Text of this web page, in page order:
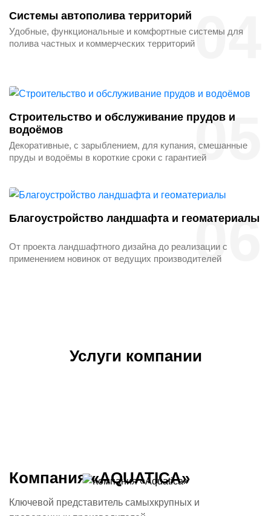
04
Системы автополива территорий
Удобные, функциональные и комфортные системы для
полива частных и коммерческих территорий
05
Строительство и обслуживание прудов и
водоёмов
Декоративные, с зарыблением, для купания, смешанные
пруды и водоёмы в короткие сроки с гарантией
06
Благоустройство ландшафта и геоматериалы
От проекта ландшафтного дизайна до реализации с
применением новинок от ведущих производителей
Услуги компании
Компания «AQUATICA»
Ключевой представитель самыхкрупных и